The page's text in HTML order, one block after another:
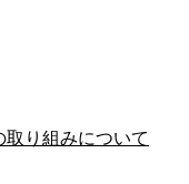
り組みについて